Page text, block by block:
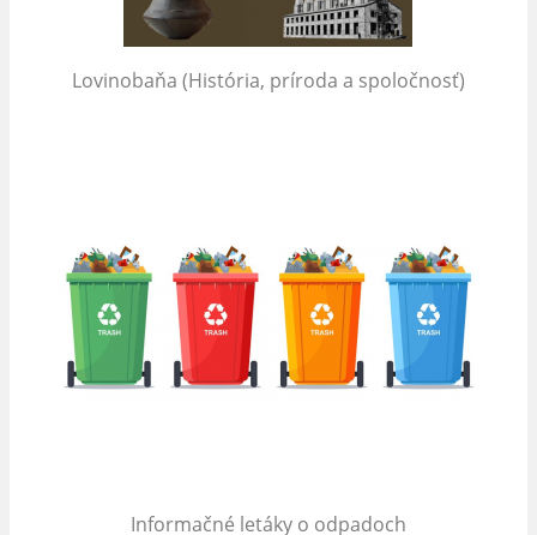
Lovinobaňa (História, príroda a spoločnosť)
Informačné letáky o odpadoch